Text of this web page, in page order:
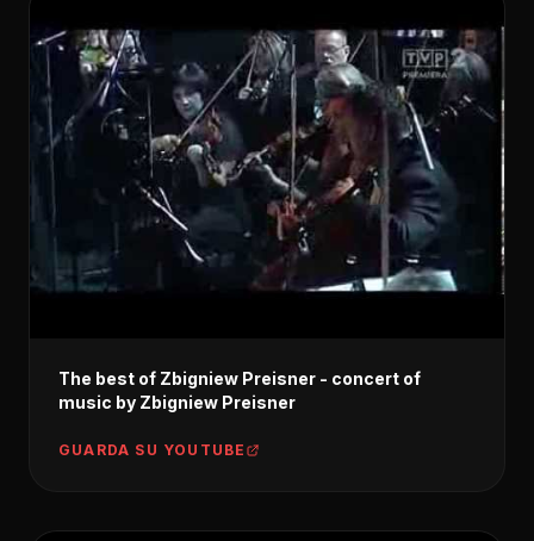
The best of Zbigniew Preisner - concert of
music by Zbigniew Preisner
GUARDA SU YOUTUBE